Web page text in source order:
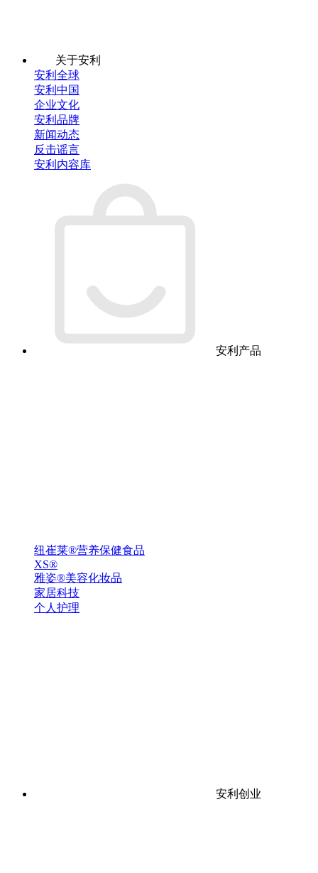
关于安利
安利全球
安利中国
企业文化
安利品牌
新闻动态
反击谣言
安利内容库
安利产品
纽崔莱®营养保健食品
XS®
雅姿®美容化妆品
家居科技
个人护理
安利创业